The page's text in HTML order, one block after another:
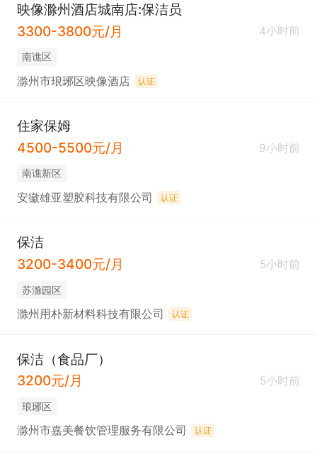
映像滁州酒店城南店:保洁员
3300-3800元/月
4小时前
南谯区
滁州市琅琊区映像酒店 认证
住家保姆
4500-5500元/月
9小时前
南谯新区
安徽雄亚塑胶科技有限公司 认证
保洁
3200-3400元/月
5小时前
苏滁园区
滁州用朴新材料科技有限公司 认证
保洁（食品厂）
3200元/月
5小时前
琅琊区
滁州市嘉美餐饮管理服务有限公司 认证